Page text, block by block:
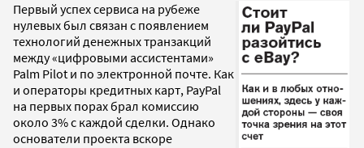
Первый успех сервиса на рубеже
нулевых был связан с появлением
технологий денежных транзакций
между «цифровыми ассистентами»
Palm Pilot и по электронной почте. Как
и операторы кредитных карт, PayPal
на первых порах брал комиссию
около 3% с каждой сделки. Однако
основатели проекта вскоре